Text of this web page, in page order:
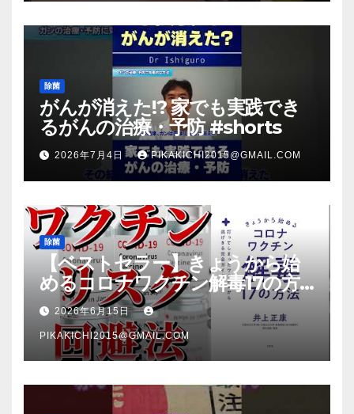
除菌
がんが消えた!? 家でも実践でき
るがんの治療・予防 #shorts
2026年7月4日 PIKAKICHI2015@GMAIL.COM
除菌
【ベストセラー】きょうから始
めるコロナワクチン解毒17の方
法【本要約】
2026年6月15日
PIKAKICHI2015@GMAIL.COM